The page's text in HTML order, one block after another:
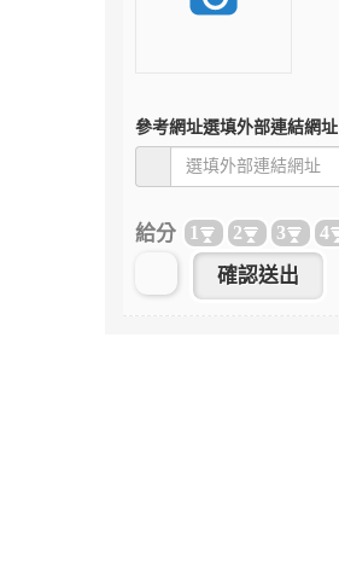
參考網址選填外部連結網址
給分 1 2 3 4